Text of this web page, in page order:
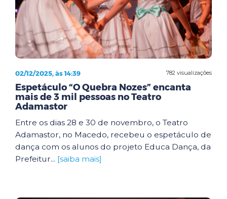
782 visualizações
02/12/2025, às 14:39
Espetáculo “O Quebra Nozes” encanta
mais de 3 mil pessoas no Teatro
Adamastor
Entre os dias 28 e 30 de novembro, o Teatro
Adamastor, no Macedo, recebeu o espetáculo de
dança com os alunos do projeto Educa Dança, da
Prefeitur... [saiba mais]